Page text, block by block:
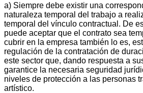
a) Siempre debe existir una
naturaleza temporal del trabajo a
temporal del vínculo contractual. De
puede aceptar que el contrato sea
cubrir en la empresa también lo es,
regulación de la contratación de
este sector que, dando respuesta a
garantice la necesaria seguridad
niveles de protección a las personas
artístico.